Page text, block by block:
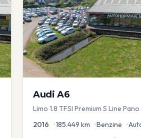
Audi A6
Limo 1.8 TFSI Premium S Line
aKlep
2016 •185.449 km •Benzine •